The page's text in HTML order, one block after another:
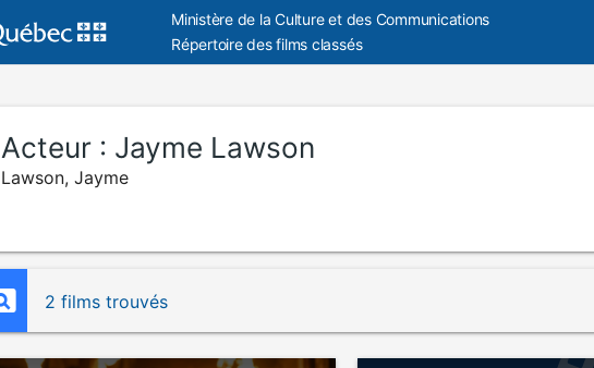
Ministère de la Culture et des Communications
Répertoire des films classés
Acteur : Jayme Lawson
Lawson, Jayme
2 films trouvés